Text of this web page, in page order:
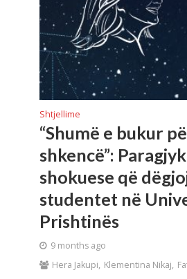
Shtjellime
“Shumë e bukur
shkencë”:
shokuese që
studentet në
Prishtinës
9 months ago
Hera Jakupi Klementina Nikaj